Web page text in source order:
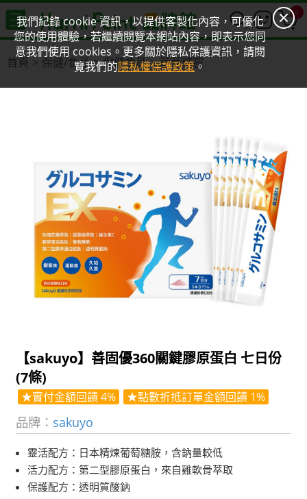
我們紀錄 cookie 資訊，以提供客製化內容，可優化
您的使用體驗，若繼續閱覽本網站內容，即表示您同
意我們使用 cookies。更多關於隱私保護資訊，請閱
覽我們的隱私權保護政策。
0
首頁 保健/食品 保健食品 葡萄糖胺
【sakuyo】善固優360關鍵膠原蛋白 七日份
(7條)
★實付金額回饋 4% ★點數折抵訂單金額回饋 1%
品牌： sakuyo
靈活配方：日本精煉葡萄糖胺，含鈉量較低
活力配方：第二型膠原蛋白，來自雞軟骨萃取
保護配方：透明質酸鈉